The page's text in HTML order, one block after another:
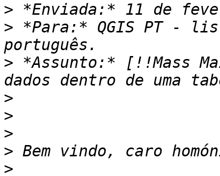
>
> *Para:* QGIS PT -
> *Assunto:* [!!Mass
>
>
>
>
>